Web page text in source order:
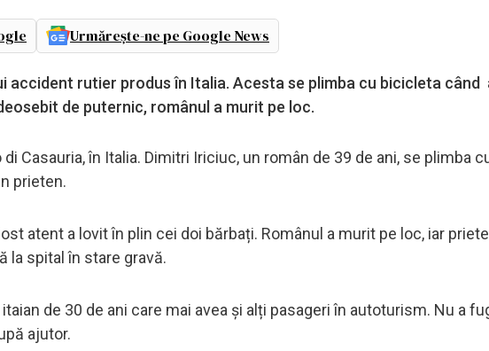
Urmărește-ne pe Google News
accident rutier produs în Italia. Acesta se plimba cu bicicleta când
de puternic, românul a murit pe loc.
Casauria, în Italia. Dimitri Iriciuc, un român de 39 de ani, se plimba
prieten.
atent a lovit în plin cei doi bărbați. Românul a murit pe loc, iar
la spital în stare gravă.
de 30 de ani care mai avea și alți pasageri în autoturism. Nu a
ajutor.